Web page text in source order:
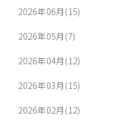
2026年06月(15)
2026年05月(7)
2026年04月(12)
2026年03月(15)
2026年02月(12)